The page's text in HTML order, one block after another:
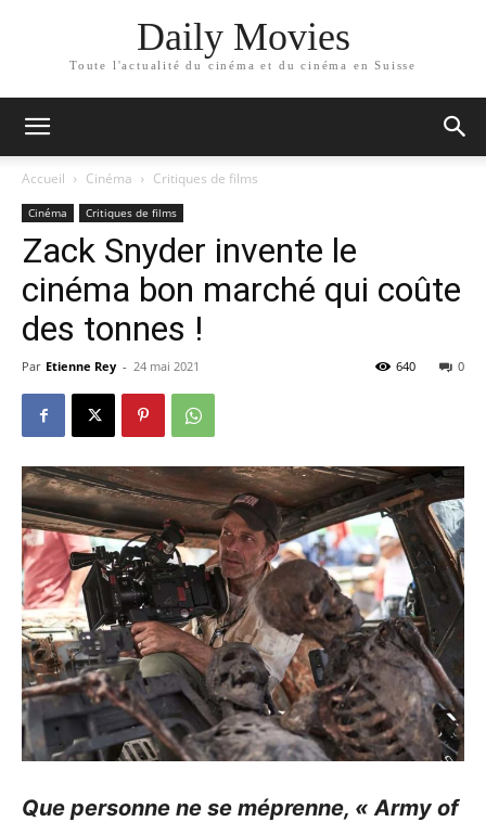
Daily Movies
Toute l'actualité du cinéma et du cinéma en Suisse
Accueil Cinéma Critiques de films
Cinéma Critiques de films
Zack Snyder invente le
cinéma bon marché qui coûte
des tonnes !
Par Etienne Rey - 24 mai 2021 0
640
Que personne ne se méprenne, « Army of